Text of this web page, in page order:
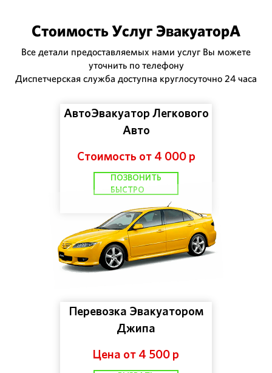
Стоимость Услуг ЭвакуаторА
Все детали предоставляемых нами услуг Вы можете
уточнить по телефону
Диспетчерская служба доступна круглосуточно 24 часа
АвтоЭвакуатор Легкового
Авто
Стоимость от 4 000 р
ПОЗВОНИТЬ
БЫСТРО
Перевозка Эвакуатором
Джипа
Цена от 4 500 р